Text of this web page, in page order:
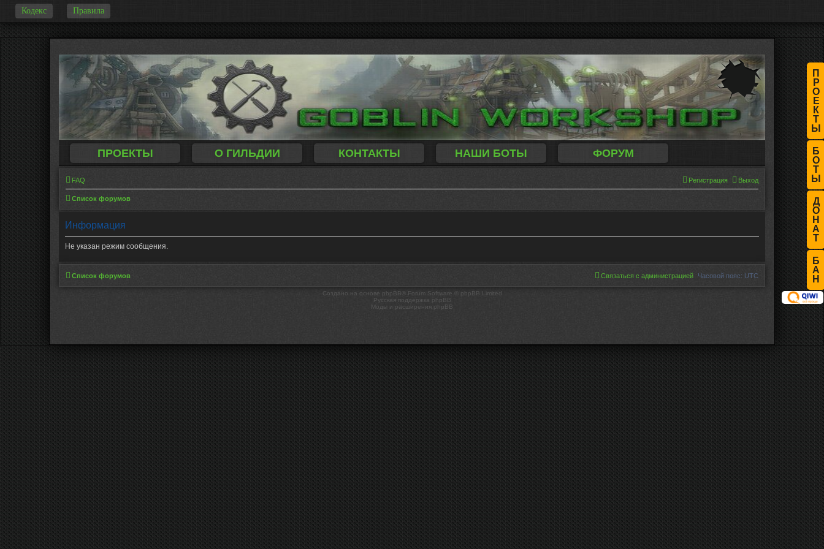
Кодекс Правила
П
Р
О
Е
К
Т
Ы
Б
О
Т
Ы
Д
О
Н
А
Т
Б
А
Н
ПРОЕКТЫ О ГИЛЬДИИ КОНТАКТЫ НАШИ БОТЫ ФОРУМ
FAQ Выход
Регистрация
Список форумов
Информация
Не указан режим сообщения.
Список форумов Часовой пояс: UTC
Связаться с администрацией
Создано на основе phpBB® Forum Software © phpBB Limited
Русская поддержка phpBB
Моды и расширения phpBB